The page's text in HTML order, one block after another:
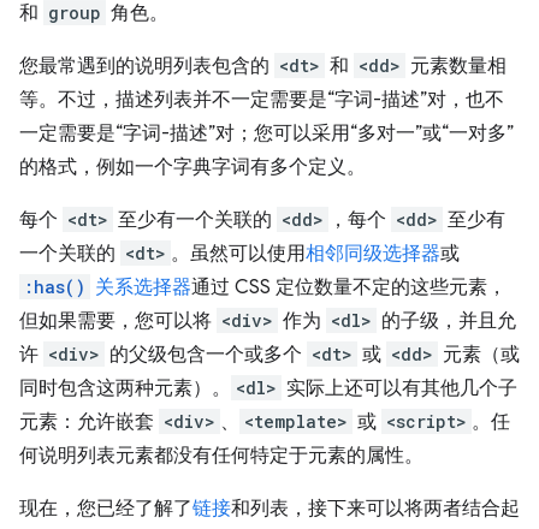
和 group 角色。
您最常遇到的说明列表包含的 <dt> 和 <dd> 元素数量相
等。不过，描述列表并不一定需要是“字词-描述”对，也不
一定需要是“字词-描述”对；您可以采用“多对一”或“一对多”
的格式，例如一个字典字词有多个定义。
每个 <dt> 至少有一个关联的 <dd> ，每个 <dd> 至少有
一个关联的 <dt> 。虽然可以使用相邻同级选择器或
:has() 关系选择器通过 CSS 定位数量不定的这些元素，
但如果需要，您可以将 <div> 作为 <dl> 的子级，并且允
许 <div> 的父级包含一个或多个 <dt> 或 <dd> 元素（或
同时包含这两种元素）。
<dl> 实际上还可以有其他几个子
元素：允许嵌套 <div> 、 <template> 或 <script> 。任
何说明列表元素都没有任何特定于元素的属性。
现在，您已经了解了链接和列表，接下来可以将两者结合起